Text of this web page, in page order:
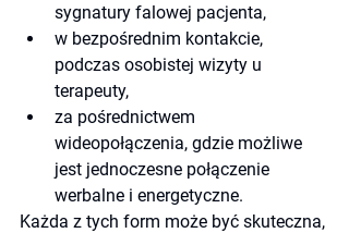
sygnatury falowej pacjenta,
w bezpośrednim kontakcie,
podczas osobistej wizyty u
terapeuty,
za pośrednictwem
wideopołączenia, gdzie możliwe
jest jednoczesne połączenie
werbalne i energetyczne.
Każda z tych form może być skuteczna,